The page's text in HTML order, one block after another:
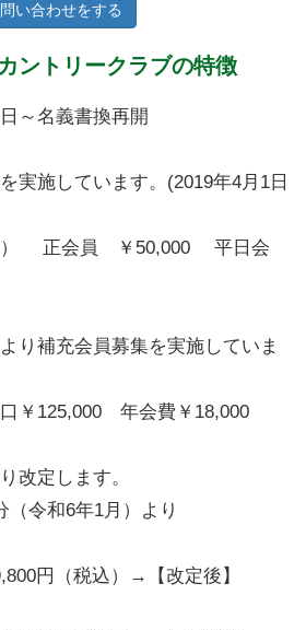
問い合わせをする
ントリークラブの特徴
～名義書換再開
実施しています。(2019年4月1日
） 正会員 ￥50,000 平日会
り補充会員募集を実施していま
￥125,000 年会費￥18,000
改定します。
令和6年1月）より
円（税込）→【改定後】